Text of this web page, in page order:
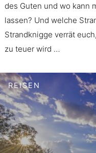
des Guten und wo kann
lassen? Und welche
Strandknigge verrät
zu teuer wird …
REISEN